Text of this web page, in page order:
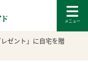
レゼント」に自宅を贈